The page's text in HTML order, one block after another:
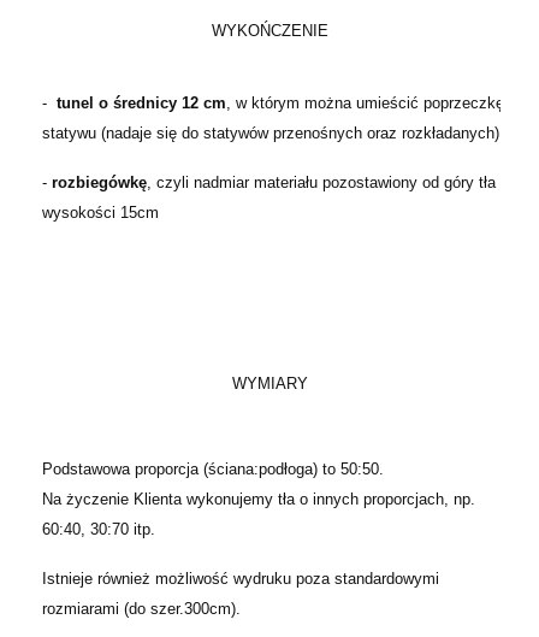
WYKOŃCZENIE
- tunel o średnicy 12 cm, w którym można umieścić poprzeczkę
statywu (nadaje się do statywów przenośnych oraz rozkładanych)
- rozbiegówkę, czyli nadmiar materiału pozostawiony od góry tła o
wysokości 15cm
WYMIARY
Podstawowa proporcja (ściana:podłoga) to 50:50.
Na życzenie Klienta wykonujemy tła o innych proporcjach, np.
60:40, 30:70 itp.
Istnieje również możliwość wydruku poza standardowymi
rozmiarami (do szer.300cm).